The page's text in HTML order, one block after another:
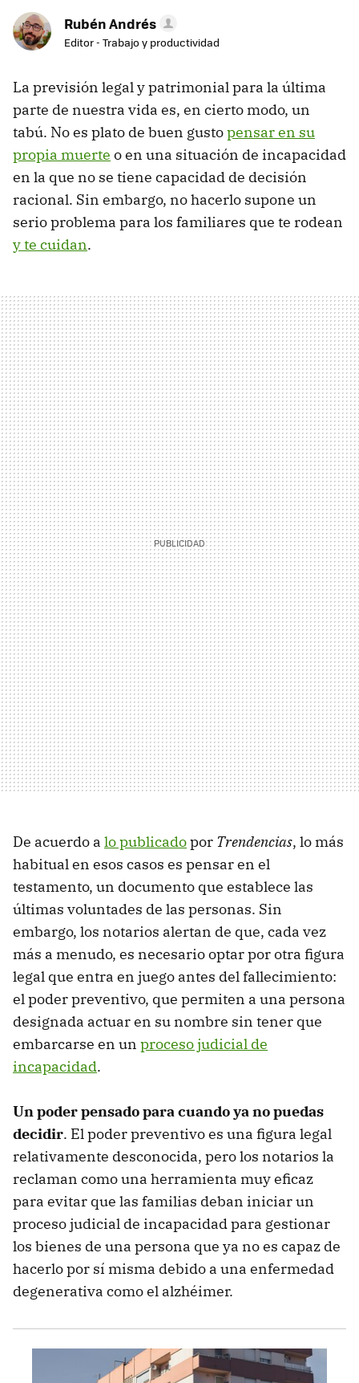
Rubén Andrés
Editor - Trabajo y productividad
La previsión legal y patrimonial para la última
parte de nuestra vida es, en cierto modo, un
tabú. No es plato de buen gustopensar en su
propia muerte o en una situación de incapacidad
en la que no se tiene capacidad de decisión
racional. Sin embargo, no hacerlo supone un
serio problema para los familiares que te rodean
y te cuidan.
De acuerdo a lo publicadopor Trendencias, lo más
habitual en esos casos es pensar en el
testamento, un documento que establece las
últimas voluntades de las personas. Sin
embargo, los notarios alertan de que, cada vez
más a menudo, es necesario optar por otra figura
legal que entra en juego antes del fallecimiento:
el poder preventivo, que permiten a una persona
designada actuar en su nombre sin tener que
embarcarse en un proceso judicial de
incapacidad.
Un poder pensado para cuando ya no puedas
decidir. El poder preventivo es una figura legal
relativamente desconocida, pero los notarios la
reclaman como una herramienta muy eficaz
para evitar que las familias deban iniciar un
proceso judicial de incapacidad para gestionar
los bienes de una persona que ya no es capaz de
hacerlo por sí misma debido a una enfermedad
degenerativa como el alzhéimer.